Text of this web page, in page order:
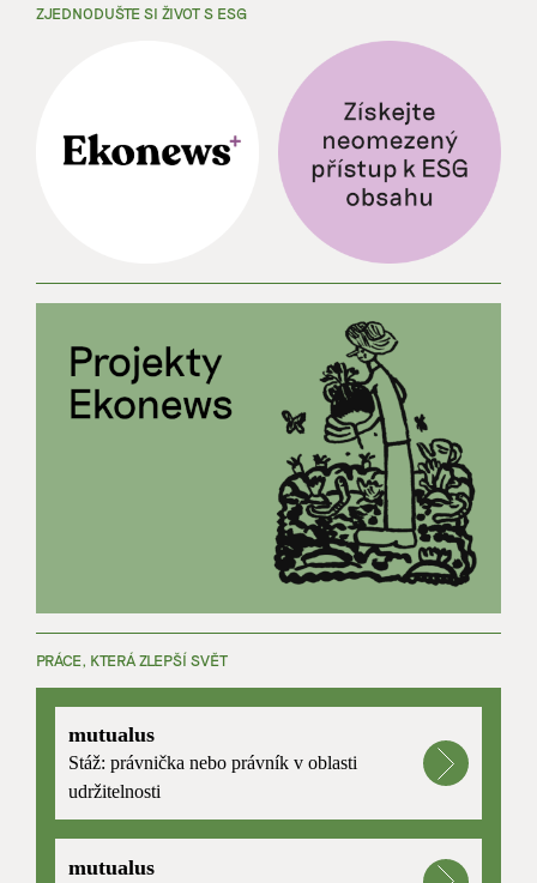
ZJEDNODUŠTE SI ŽIVOT S ESG
PRÁCE, KTERÁ ZLEPŠÍ SVĚT
mutualus
Stáž: právnička nebo právník v oblasti
udržitelnosti
mutualus